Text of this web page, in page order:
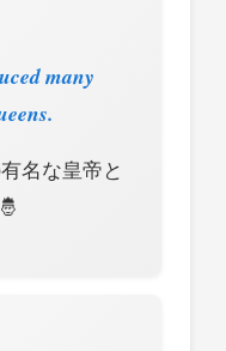
many
名な皇帝と